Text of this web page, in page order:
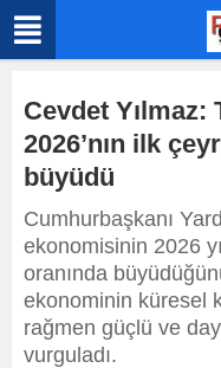
Cevdet
2026’nın ilk
büyüdü
Cumhurbaşkanı
ekonomisinin 2026
oranında
ekonominin küresel
rağmen güçlü ve
vurguladı.